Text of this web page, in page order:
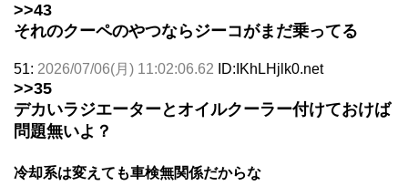
>>43
それのクーペのやつならジーコがまだ乗ってる
51: 2026/07/06(月) 11:02:06.62 ID:IKhLHjlk0.net
>>35
デカいラジエーターとオイルクーラー付けておけば
問題無いよ？
冷却系は変えても車検無関係だからな